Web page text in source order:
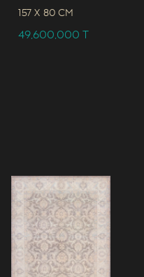
157 x 80 CM
49,600,000T